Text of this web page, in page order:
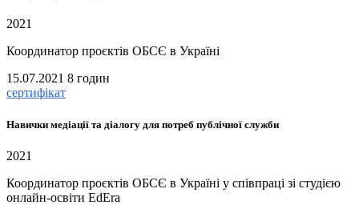
2021
Координатор проєктів ОБСЄ в Україні
15.07.2021 8 годин
сертифікат
Навички медіації та діалогу для потреб публічної служби
2021
Координатор проєктів ОБСЄ в Україні у співпраці зі студією
онлайн-освіти EdEra